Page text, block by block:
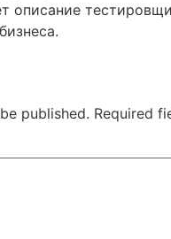
описание
published. Required